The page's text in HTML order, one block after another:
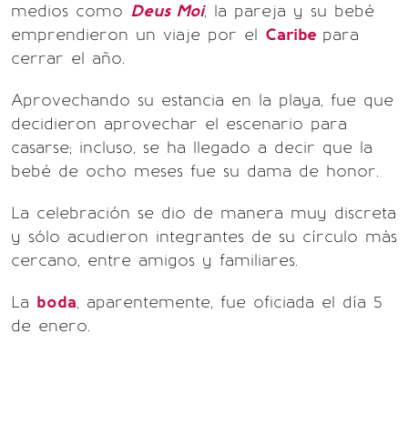
medios como Deus Moi, la pareja y su bebé
emprendieron un viaje por el Caribe para
cerrar el año.
Aprovechando su estancia en la playa, fue que
decidieron aprovechar el escenario para
casarse; incluso, se ha llegado a decir que la
bebé de ocho meses fue su dama de honor.
La celebración se dio de manera muy discreta
y sólo acudieron integrantes de su círculo más
cercano, entre amigos y familiares.
La boda, aparentemente, fue oficiada el día 5
de enero.